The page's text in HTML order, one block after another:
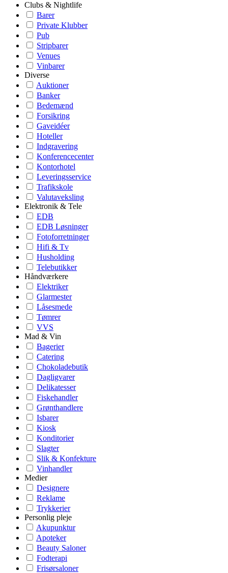
Clubs & Nightlife
Barer
Private Klubber
Pub
Stripbarer
Venues
Vinbarer
Diverse
Auktioner
Banker
Bedemænd
Forsikring
Gaveidéer
Hoteller
Indgravering
Konferencecenter
Kontorhotel
Leveringsservice
Trafikskole
Valutaveksling
Elektronik & Tele
EDB
EDB Løsninger
Fotoforretninger
Hifi & Tv
Husholding
Telebutikker
Håndværkere
Elektriker
Glarmester
Låsesmede
Tømrer
VVS
Mad & Vin
Bagerier
Catering
Chokoladebutik
Dagligvarer
Delikatesser
Fiskehandler
Grønthandlere
Isbarer
Kiosk
Konditorier
Slagter
Slik & Konfekture
Vinhandler
Medier
Designere
Reklame
Trykkerier
Personlig pleje
Akupunktur
Apoteker
Beauty Saloner
Fodterapi
Frisørsaloner